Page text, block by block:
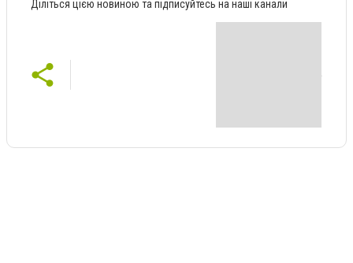
Діліться цією новиною та підписуйтесь на наші канали